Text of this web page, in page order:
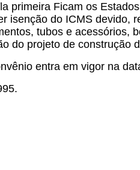
primeira Ficam os
isenção do ICMS devido,
tubos e acessórios,
do projeto de construção
entra em vigor na